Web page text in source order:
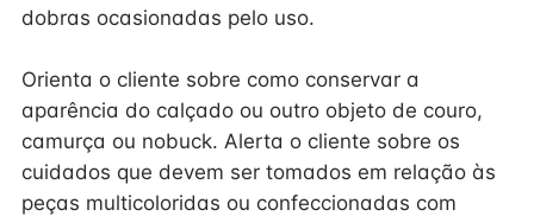
dobras ocasionadas pelo uso.
Orienta o cliente sobre como conservar a
aparência do calçado ou outro objeto de couro,
camurça ou nobuck. Alerta o cliente sobre os
cuidados que devem ser tomados em relação às
peças multicoloridas ou confeccionadas com